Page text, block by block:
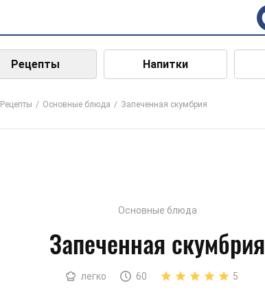
Рецепты Напитки
Рецепты Основные блюда Запеченная скумбрия
Основные блюда
Запеченная скумбрия
легко 60 5